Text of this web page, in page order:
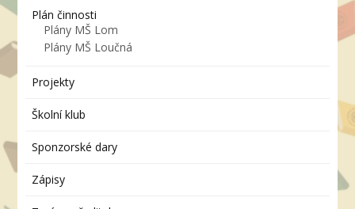
Plán činnosti
Plány MŠ Lom
Plány MŠ Loučná
Projekty
Školní klub
Sponzorské dary
Zápisy